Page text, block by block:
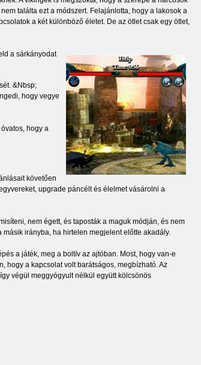
találta ezt a módszert. Felajánlotta, hogy a lakosok a
a két különböző életet. De az ötlet csak egy ötlet,
a sárkányodat
&Nbsp;
hogy vegye
hogy a
követően
upgrade páncélt és élelmet vásárolni a
nem égett, és taposták a maguk módján, és nem
irányba, ha hirtelen megjelent előtte akadály.
a játék, meg a boltív az ajtóban. Most, hogy van-e
hogy a kapcsolat volt barátságos, megbízható. Az
végül meggyógyult nélkül együtt kölcsönös